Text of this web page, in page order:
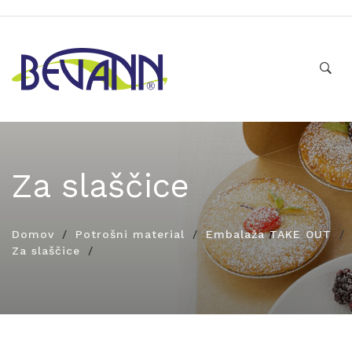
Za slaščice
Domov Potrošni material
Embalaža TAKE OUT
Za slaščice